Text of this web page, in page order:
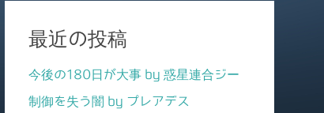
最近の投稿
今後の180日が大事 by 惑星連合ジー
制御を失う闇 by プレアデス